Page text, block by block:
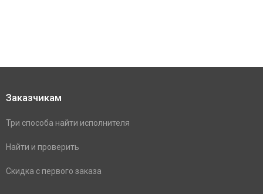
Заказчикам
Три способа найти исполнителя
Найти и проверить
Скидка с первого заказа